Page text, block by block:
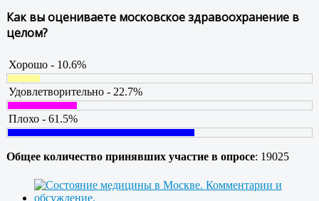
Как вы оцениваете московское здравоохранение в
целом?
Хорошо - 10.6%
Удовлетворительно - 22.7%
Плохо - 61.5%
Общее количество принявших участие в опросе: 19025